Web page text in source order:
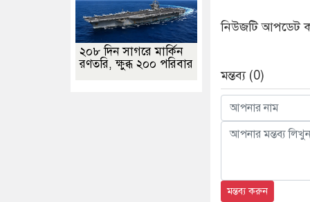
নিউজটি আপডেট
মন্তব্য (0)
মন্তব্য করুন
২০৮ দিন সাগরে মার্কিন
রণতরি, ক্ষুব্ধ ২০০ পরিবার